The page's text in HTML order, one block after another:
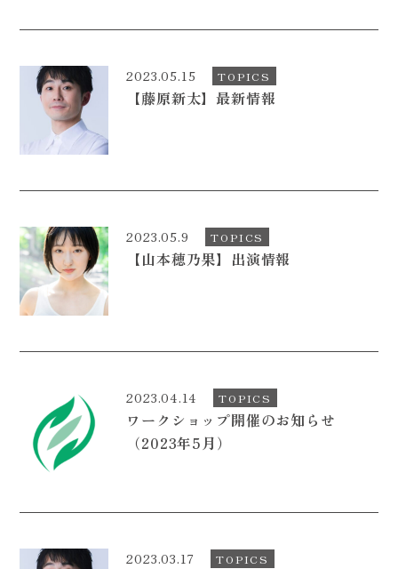
2023.05.15 TOPICS
【藤原新太】最新情報
2023.05.9 TOPICS
【山本穂乃果】出演情報
2023.04.14 TOPICS
ワークショップ開催のお知らせ
（2023年5月）
2023.03.17 TOPICS